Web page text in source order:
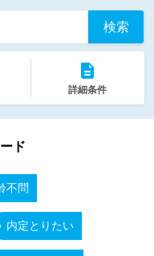
検索
詳細条件
ド
不問
内定とりたい